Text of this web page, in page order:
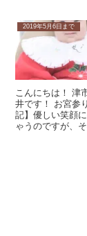
2019年5月6日まで
こんにちは！ 津
井です！ お宮参
記】優しい笑顔
ゃうのですが、